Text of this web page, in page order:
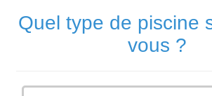
Quel type de piscine
vous ?